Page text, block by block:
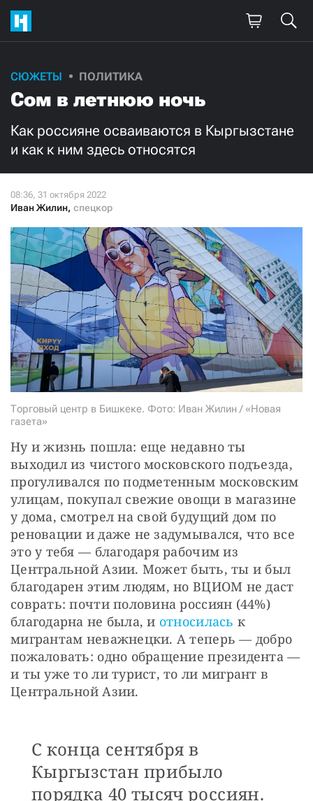
СЮЖЕТЫ ПОЛИТИКА
Сом в летнюю ночь
Как россияне осваиваются в Кыргызстане
и как к ним здесь относятся
Иван Жилин, спецкор
Торговый центр в Бишкеке. Фото: Иван Жилин / «Новая
газета»
Ну и жизнь пошла: еще недавно ты
выходил из чистого московского подъезда,
прогуливался по подметенным московским
улицам, покупал свежие овощи в магазине
у дома, смотрел на свой будущий дом по
реновации и даже не задумывался, что все
это у тебя — благодаря рабочим из
Центральной Азии. Может быть, ты и был
благодарен этим людям, но ВЦИОМ не даст
соврать: почти половина россиян (44%)
благодарна не была, и относилась к
мигрантам неважнецки. А теперь — добро
пожаловать: одно обращение президента —
и ты уже то ли турист, то ли мигрант в
Центральной Азии.
С конца сентября в
Кыргызстан прибыло
порядка 40 тысяч россиян.
Поддержите
нашу работу!
Ежемесячно Разово
500
Нажимая кнопку «Стать соучастником»,
я принимаю условия и подтверждаю свое гражданство РФ
СТАТЬ СОУЧАСТНИКОМ
ПОДЕЛИТЬСЯ С ДРУЗЬЯМИ
Если у вас есть вопросы, пишите donate@novayagazeta.ruили
звоните:
+7 (929) 612-03-68